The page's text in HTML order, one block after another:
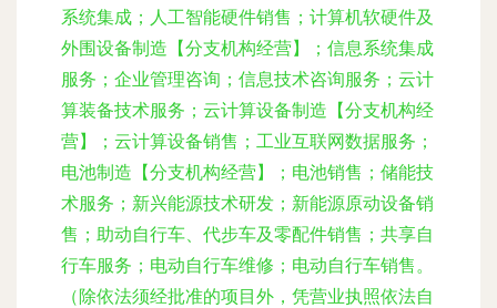
系统集成；人工智能硬件销售；计算机软硬件及
外围设备制造【分支机构经营】；信息系统集成
服务；企业管理咨询；信息技术咨询服务；云计
算装备技术服务；云计算设备制造【分支机构经
营】；云计算设备销售；工业互联网数据服务；
电池制造【分支机构经营】；电池销售；储能技
术服务；新兴能源技术研发；新能源原动设备销
售；助动自行车、代步车及零配件销售；共享自
行车服务；电动自行车维修；电动自行车销售。
（除依法须经批准的项目外，凭营业执照依法自